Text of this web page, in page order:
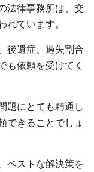
法律事務所は、交
れています。
後遺症、過失割合
も依頼を受けてく
題にとても精通し
できることでしょ
ベストな解決策を